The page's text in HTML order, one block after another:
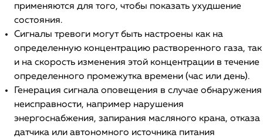
применяются для того, чтобы показать ухудшение
состояния.
Сигналы тревоги могут быть настроены как на
определенную концентрацию растворенного газа, так
и на скорость изменения этой концентрации в течение
определенного промежутка времени (час или день).
Генерация сигнала оповещения в случае обнаружения
неисправности, например нарушения
энергоснабжения, запирания масляного крана, отказа
датчика или автономного источника питания